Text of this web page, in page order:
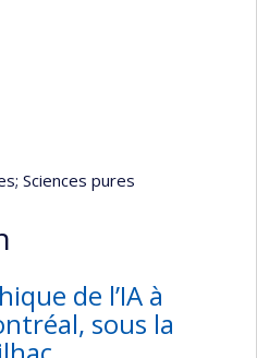
; Sciences pures
de l’IA à
sous la